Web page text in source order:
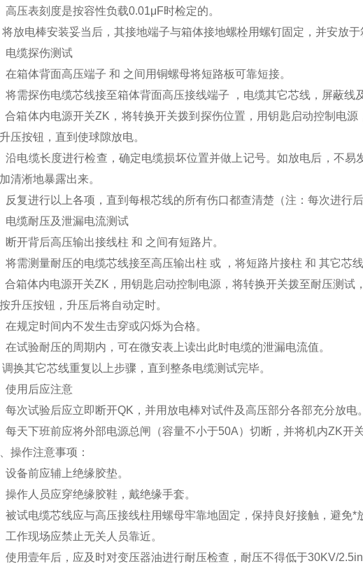
高压表刻度是按容性负载0.01μF时检定的。
将放电棒安装妥当后，其接地端子与箱体接地螺栓用螺钉固定，并安放于
电缆探伤测试
在箱体背面高压端子 和 之间用铜螺母将短路板可靠短接。
将需探伤电缆芯线接至箱体背面高压接线端子 ，电缆其它芯线，屏蔽线
合箱体内电源开关ZK，将转换开关拨到探伤位置，用钥匙启动控制电
压按钮，直到使球隙放电。
沿电缆长度进行检查，确定电缆损坏位置并做上记号。如放电后，不
清淅地暴露出来。
反复进行以上各项，直到每根芯线的所有伤口都查清楚（注：每次进行
电缆耐压及泄漏电流测试
断开背后高压输出接线柱 和 之间有短路片。
将需测量耐压的电缆芯线接至高压输出柱 或 ，将短路片接柱 和 其它芯
合箱体内电源开关ZK，用钥匙启动控制电源，将转换开关拨至耐压测试
升压按钮，升压后将自动定时。
在规定时间内不发生击穿或闪烁为合格。
在试验耐压的周期内，可在微安表上读出此时电缆的泄漏电流值。
调换其它芯线重复以上步骤，直到整条电缆测试完毕。
使用后应注意
每次试验后应立即断开QK，并用放电棒对试件及高压部分各部充分放电。
每天下班前应将外部电源总闸（容量不小于50A）切断，并将机内ZK开关
操作注意事项：
设备前应辅上绝缘胶垫。
操作人员应穿绝缘胶鞋，戴绝缘手套。
被试电缆芯线应与高压接线柱用螺母牢靠地固定，保持良好接触，避免*
工作现场应禁止无关人员靠近。
使用壹年后，应及时对变压器油进行耐压检查，耐压不得低于30KV/2.5in